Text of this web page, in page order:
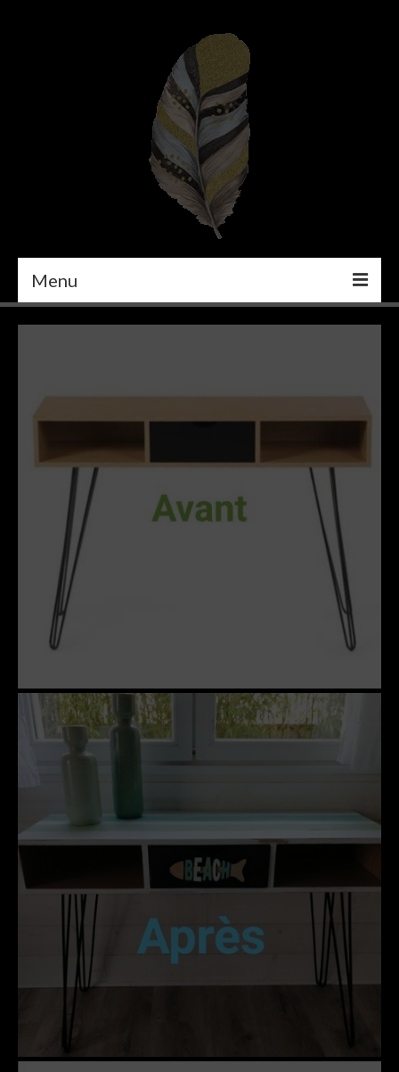
Menu
PEINTURE
SCULPTURE
RELOOKING FAUTEUILS & MEUBLES
REPRODUCTION DE PHOTO
ACQUÉRIR UNE OEUVRE
EXPOSITIONS
PHOTOS DE L’ARTISTE